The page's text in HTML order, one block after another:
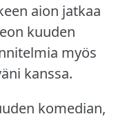
aion jatkaa
kuuden
myös
kanssa.
komedian,